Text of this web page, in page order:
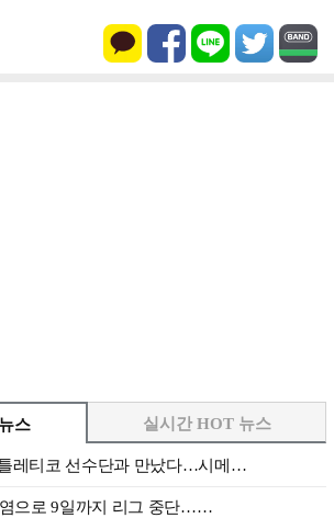
스
레티코 선수단과 만났다…시메…
으로 9일까지 리그 중단……
실시간 HOT 뉴스